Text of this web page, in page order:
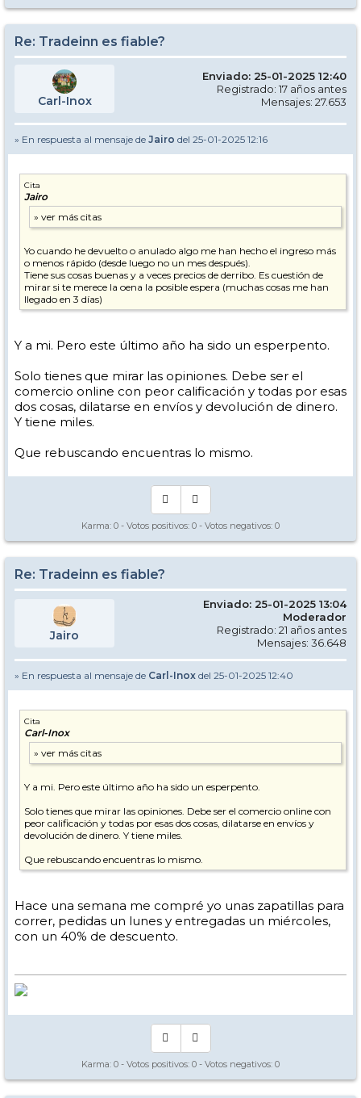
Re: Tradeinn es fiable?
Carl-Inox
Enviado: 25-01-2025 12:40
Registrado: 17 años antes
Mensajes: 27.653
» En respuesta al mensaje de Jairo del 25-01-2025 12:16
Cita
Jairo
Yo cuando he devuelto o anulado algo me han hecho el ingreso más
o menos rápido (desde luego no un mes después).
Tiene sus cosas buenas y a veces precios de derribo. Es cuestión de
mirar si te merece la oena la posible espera (muchas cosas me han
llegado en 3 días)
Y a mi. Pero este último año ha sido un esperpento.
Solo tienes que mirar las opiniones. Debe ser el
comercio online con peor calificación y todas por esas
dos cosas, dilatarse en envíos y devolución de dinero.
Y tiene miles.
Que rebuscando encuentras lo mismo.
Karma: 0 - Votos positivos: 0 - Votos negativos: 0
Re: Tradeinn es fiable?
Jairo
Enviado: 25-01-2025 13:04
Moderador
Registrado: 21 años antes
Mensajes: 36.648
» En respuesta al mensaje de Carl-Inox del 25-01-2025 12:40
Cita
Carl-Inox
Y a mi. Pero este último año ha sido un esperpento.
Solo tienes que mirar las opiniones. Debe ser el comercio online con
peor calificación y todas por esas dos cosas, dilatarse en envíos y
devolución de dinero. Y tiene miles.
Que rebuscando encuentras lo mismo.
Hace una semana me compré yo unas zapatillas para
correr, pedidas un lunes y entregadas un miércoles,
con un 40% de descuento.
Karma: 0 - Votos positivos: 0 - Votos negativos: 0